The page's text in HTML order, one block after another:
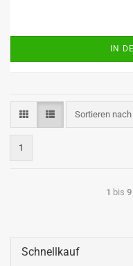
IN
Sortieren nach
1
1 bis 9
Schnellkauf